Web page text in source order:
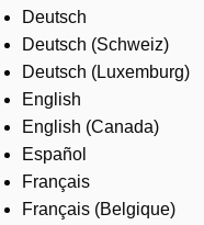
About us
Where to buy
Contact us
Careers
Deutsch
Deutsch (Schweiz)
Deutsch (Luxemburg)
English
English (Canada)
Español
Français
Français (Belgique)